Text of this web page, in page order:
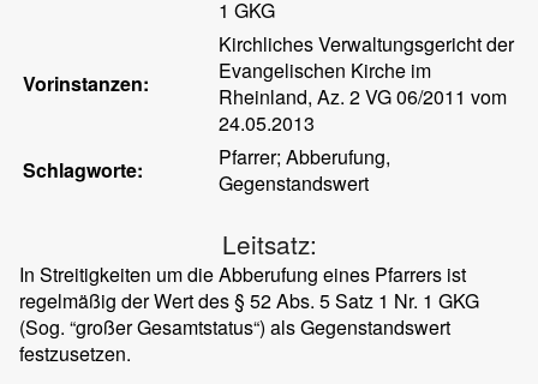
1 GKG
Vorinstanzen:
Kirchliches Verwaltungsgericht der
Evangelischen Kirche im
Rheinland, Az. 2 VG 06/2011 vom
24.05.2013
Schlagworte:
Pfarrer; Abberufung,
Gegenstandswert
Leitsatz:
In Streitigkeiten um die Abberufung eines Pfarrers ist
regelmäßig der Wert des § 52 Abs. 5 Satz 1 Nr. 1 GKG
(Sog. “großer Gesamtstatus“) als Gegenstandswert
festzusetzen.